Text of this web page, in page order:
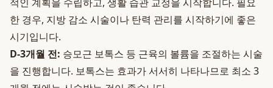
한 경우, 지방 감소 시술이나 탄력 관리를 시작하기에 좋은
시기입니다.
D-3개월 전: 승모근 보톡스 등 근육의 볼륨을 조절하는 시술
을 진행합니다. 보톡스는 효과가 서서히 나타나므로 최소 3